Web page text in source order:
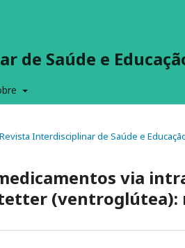
de Saúde e
Revista Interdisciplinar de Saúde e
via
(ventroglútea):